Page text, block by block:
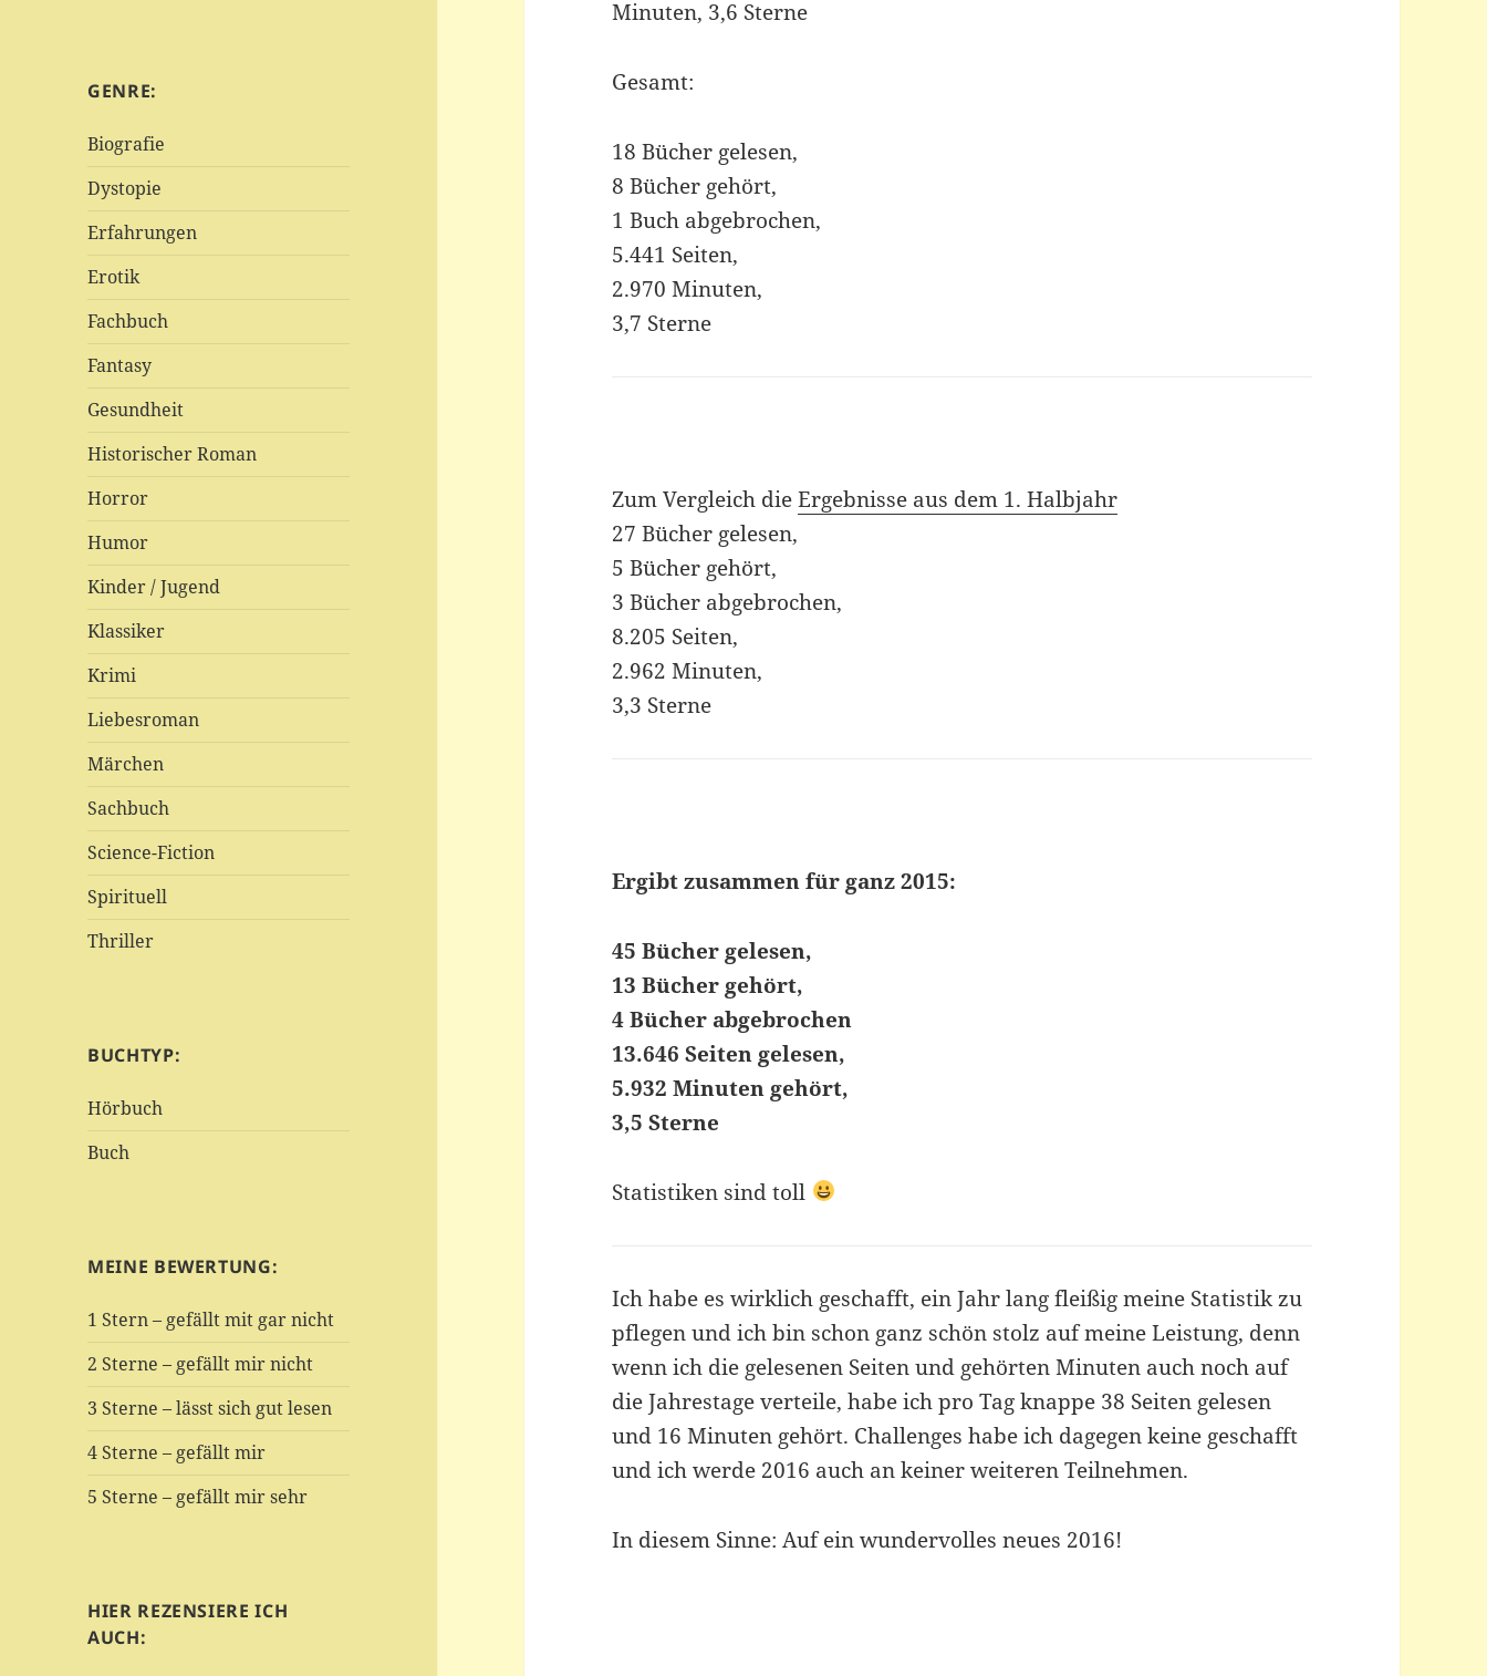
GENRE:
Biografie
Dystopie
Erfahrungen
Erotik
Fachbuch
Fantasy
Gesundheit
Historischer Roman
Horror
Humor
Kinder / Jugend
Klassiker
Krimi
Liebesroman
Märchen
Sachbuch
Science-Fiction
Spirituell
Thriller
BUCHTYP:
Hörbuch
Buch
MEINE BEWERTUNG:
1 Stern – gefällt mit gar nicht
2 Sterne – gefällt mir nicht
3 Sterne – lässt sich gut lesen
4 Sterne – gefällt mir
5 Sterne – gefällt mir sehr
HIER REZENSIERE ICH
AUCH:
Minuten, 3,6 Sterne
Gesamt:
18 Bücher gelesen,
8 Bücher gehört,
1 Buch abgebrochen,
5.441 Seiten,
2.970 Minuten,
3,7 Sterne
Zum Vergleich dieErgebnisse aus dem 1. Halbjahr
27 Bücher gelesen,
5 Bücher gehört,
3 Bücher abgebrochen,
8.205 Seiten,
2.962 Minuten,
3,3 Sterne
Ergibt zusammen für ganz 2015:
45 Bücher gelesen,
13 Bücher gehört,
4 Bücher abgebrochen
13.646 Seiten gelesen,
5.932 Minuten gehört,
3,5 Sterne
Statistiken sind toll
Ich habe es wirklich geschafft, ein Jahr lang fleißig meine Statistik zu
pflegen und ich bin schon ganz schön stolz auf meine Leistung, denn
wenn ich die gelesenen Seiten und gehörten Minuten auch noch auf
die Jahrestage verteile, habe ich pro Tag knappe 38 Seiten gelesen
und 16 Minuten gehört. Challenges habe ich dagegen keine geschafft
und ich werde 2016 auch an keiner weiteren Teilnehmen.
In diesem Sinne: Auf ein wundervolles neues 2016!